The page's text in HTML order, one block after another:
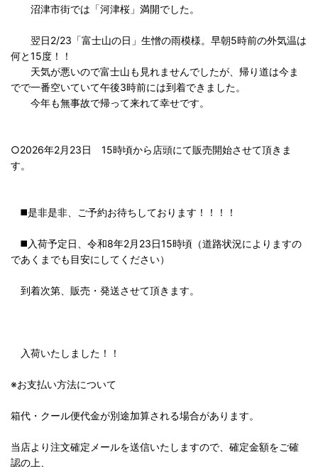
沼津市街では「河津桜」満開でした。
翌日2/23「富士山の日」生憎の雨模様。早朝5時前の外気温は
何と15度！！
天気が悪いので富士山も見れませんでしたが、帰り道は今ま
でで一番空いていて午後3時前には到着できました。
今年も無事故で帰って来れて幸せです。
○2026年2月23日 15時頃から店頭にて販売開始させて頂きま
す。
◼️是非是非、ご予約お待ちしております！！！！
◼️入荷予定日、令和8年2月23日15時頃（道路状況によりますの
であくまでも目安にしてください）
到着次第、販売・発送させて頂きます。
入荷いたしました！！
※お支払い方法について
箱代・クール便代金が別途加算される場合があります。
当店より注文確定メールを送信いたしますので、確定金額をご確
認の上、